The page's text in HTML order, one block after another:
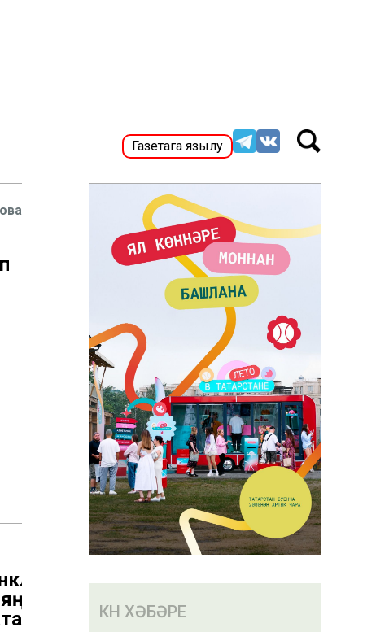
Газетага язылу
акча
сәбәп
алачак
КӨН ХӘБӘРЕ